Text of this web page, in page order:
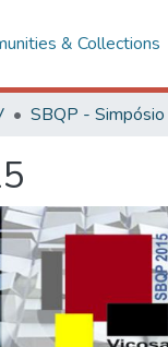
& Collections